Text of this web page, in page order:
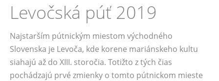
Levočská púť 2019
Najstarším pútnickým miestom východného
Slovenska je Levoča, kde korene mariánskeho kultu
siahajú až do XIII. storočia. Totižto z tých čias
pochádzajú prvé zmienky o tomto pútnickom mieste